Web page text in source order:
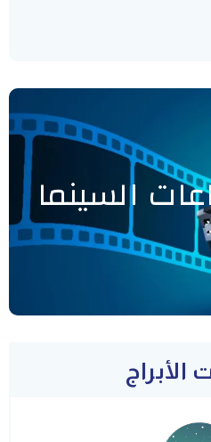
السينما
الأبراج